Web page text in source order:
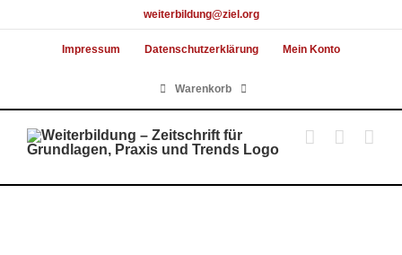
to
weiterbildung@ziel.org
Impressum Datenschutzerklärung Mein Konto
Warenkorb